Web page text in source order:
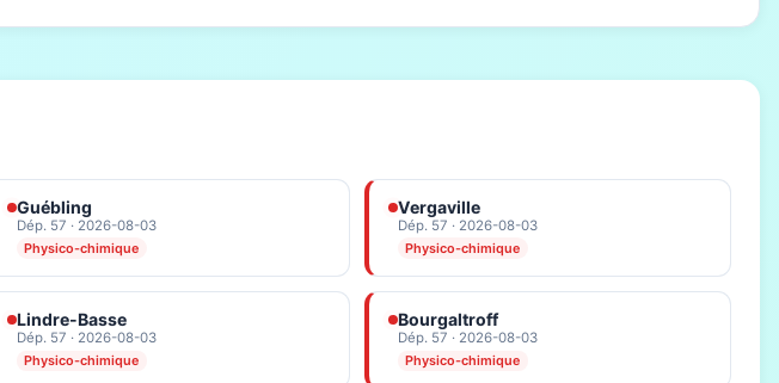
Guébling
Dép. 57 · 2026-08-03
Physico-chimique
Vergaville
Dép. 57 · 2026-08-03
Physico-chimique
Lindre-Basse
Dép. 57 · 2026-08-03
Physico-chimique
Bourgaltroff
Dép. 57 · 2026-08-03
Physico-chimique